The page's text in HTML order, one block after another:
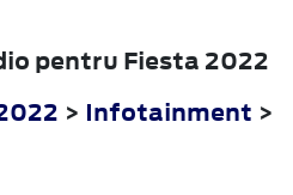
pentru Fiesta 2022
> Infotainment >